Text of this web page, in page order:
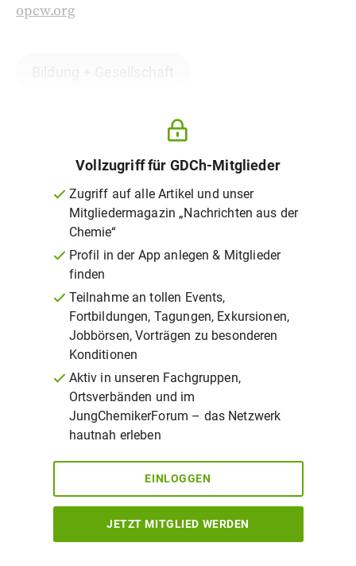
opcw.org
Vollzugriff für GDCh-Mitglieder
Zugriff auf alle Artikel und unser
Mitgliedermagazin „Nachrichten aus der
Chemie“
Profil in der App anlegen & Mitglieder
finden
Teilnahme an tollen Events,
Fortbildungen, Tagungen, Exkursionen,
Jobbörsen, Vorträgen zu besonderen
Konditionen
Aktiv in unseren Fachgruppen,
Ortsverbänden und im
JungChemikerForum – das Netzwerk
hautnah erleben
EINLOGGEN
JETZT MITGLIED WERDEN